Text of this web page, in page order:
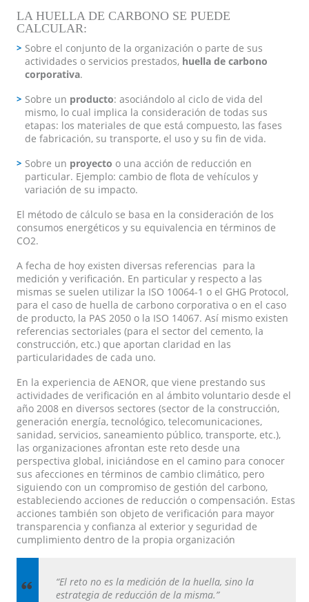
LA HUELLA DE CARBONO SE PUEDE
CALCULAR:
Sobre el conjunto de la organización o parte de sus
actividades o servicios prestados, huella de carbono
corporativa.
Sobre un producto: asociándolo al ciclo de vida del
mismo, lo cual implica la consideración de todas sus
etapas: los materiales de que está compuesto, las fases
de fabricación, su transporte, el uso y su fin de vida.
Sobre un proyecto o una acción de reducción en
particular. Ejemplo: cambio de flota de vehículos y
variación de su impacto.
El método de cálculo se basa en la consideración de los
consumos energéticos y su equivalencia en términos de
CO2.
A fecha de hoy existen diversas referencias para la
medición y verificación. En particular y respecto a las
mismas se suelen utilizar la ISO 10064-1 o el GHG Protocol,
para el caso de huella de carbono corporativa o en el caso
de producto, la PAS 2050 o la ISO 14067. Así mismo existen
referencias sectoriales (para el sector del cemento, la
construcción, etc.) que aportan claridad en las
particularidades de cada uno.
En la experiencia de AENOR, que viene prestando sus
actividades de verificación en al ámbito voluntario desde el
año 2008 en diversos sectores (sector de la construcción,
generación energía, tecnológico, telecomunicaciones,
sanidad, servicios, saneamiento público, transporte, etc.),
las organizaciones afrontan este reto desde una
perspectiva global, iniciándose en el camino para conocer
sus afecciones en términos de cambio climático, pero
siguiendo con un compromiso de gestión del carbono,
estableciendo acciones de reducción o compensación. Estas
acciones también son objeto de verificación para mayor
transparencia y confianza al exterior y seguridad de
cumplimiento dentro de la propia organización
“El reto no es la medición de la huella, sino la
estrategia de reducción de la misma.”